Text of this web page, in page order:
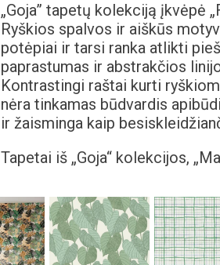
„Goja” tapetų kolekciją įkvėpė
Ryškios spalvos ir aiškūs
potėpiai ir tarsi ranka atlikti
paprastumas ir abstrakčios
Kontrastingi raštai kurti
nėra tinkamas būdvardis
ir žaisminga kaip
Tapetai iš „Goja“ kolekcijos,